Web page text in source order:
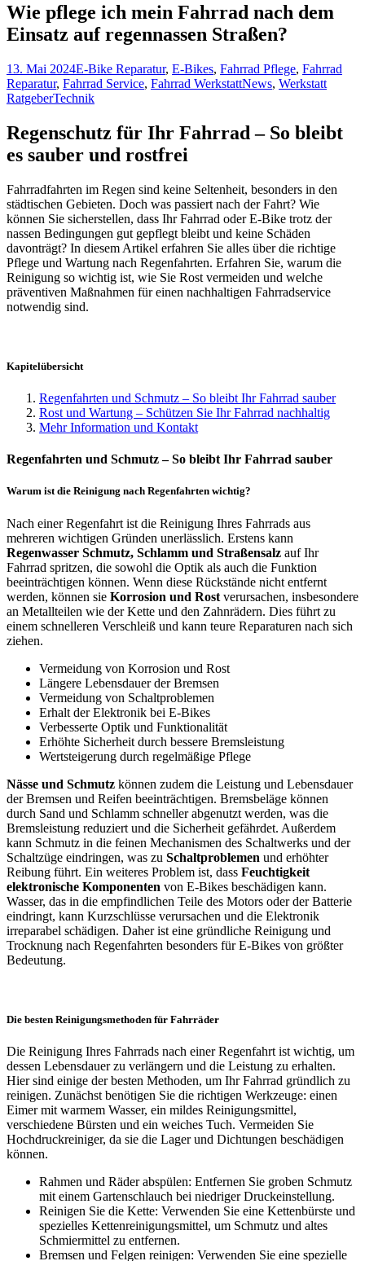
Wie pflege ich mein Fahrrad nach dem
Einsatz auf regennassen Straßen?
13. Mai 2024E-Bike Reparatur, E-Bikes, Fahrrad Pflege, Fahrrad
Reparatur, Fahrrad Service, Fahrrad WerkstattNews, Werkstatt
RatgeberTechnik
Regenschutz für Ihr Fahrrad – So bleibt
es sauber und rostfrei
Fahrradfahrten im Regen sind keine Seltenheit, besonders in den
städtischen Gebieten. Doch was passiert nach der Fahrt? Wie
können Sie sicherstellen, dass Ihr Fahrrad oder E-Bike trotz der
nassen Bedingungen gut gepflegt bleibt und keine Schäden
davonträgt? In diesem Artikel erfahren Sie alles über die richtige
Pflege und Wartung nach Regenfahrten. Erfahren Sie, warum die
Reinigung so wichtig ist, wie Sie Rost vermeiden und welche
präventiven Maßnahmen für einen nachhaltigen Fahrradservice
notwendig sind.
Kapitelübersicht
Regenfahrten und Schmutz – So bleibt Ihr Fahrrad sauber
Rost und Wartung – Schützen Sie Ihr Fahrrad nachhaltig
Mehr Information und Kontakt
Regenfahrten und Schmutz – So bleibt Ihr Fahrrad sauber
Warum ist die Reinigung nach Regenfahrten wichtig?
Nach einer Regenfahrt ist die Reinigung Ihres Fahrrads aus
mehreren wichtigen Gründen unerlässlich. Erstens kann
Regenwasser Schmutz, Schlamm und Straßensalz auf Ihr
Fahrrad spritzen, die sowohl die Optik als auch die Funktion
beeinträchtigen können. Wenn diese Rückstände nicht entfernt
werden, können sie Korrosion und Rost verursachen, insbesondere
an Metallteilen wie der Kette und den Zahnrädern. Dies führt zu
einem schnelleren Verschleiß und kann teure Reparaturen nach sich
ziehen.
Vermeidung von Korrosion und Rost
Längere Lebensdauer der Bremsen
Vermeidung von Schaltproblemen
Erhalt der Elektronik bei E-Bikes
Verbesserte Optik und Funktionalität
Erhöhte Sicherheit durch bessere Bremsleistung
Wertsteigerung durch regelmäßige Pflege
Nässe und Schmutz können zudem die Leistung und Lebensdauer
der Bremsen und Reifen beeinträchtigen. Bremsbeläge können
durch Sand und Schlamm schneller abgenutzt werden, was die
Bremsleistung reduziert und die Sicherheit gefährdet. Außerdem
kann Schmutz in die feinen Mechanismen des Schaltwerks und der
Schaltzüge eindringen, was zu Schaltproblemen und erhöhter
Reibung führt. Ein weiteres Problem ist, dass Feuchtigkeit
elektronische Komponenten von E-Bikes beschädigen kann.
Wasser, das in die empfindlichen Teile des Motors oder der Batterie
eindringt, kann Kurzschlüsse verursachen und die Elektronik
irreparabel schädigen. Daher ist eine gründliche Reinigung und
Trocknung nach Regenfahrten besonders für E-Bikes von größter
Bedeutung.
Die besten Reinigungsmethoden für Fahrräder
Die Reinigung Ihres Fahrrads nach einer Regenfahrt ist wichtig, um
dessen Lebensdauer zu verlängern und die Leistung zu erhalten.
Hier sind einige der besten Methoden, um Ihr Fahrrad gründlich zu
reinigen. Zunächst benötigen Sie die richtigen Werkzeuge: einen
Eimer mit warmem Wasser, ein mildes Reinigungsmittel,
verschiedene Bürsten und ein weiches Tuch. Vermeiden Sie
Hochdruckreiniger, da sie die Lager und Dichtungen beschädigen
können.
Rahmen und Räder abspülen: Entfernen Sie groben Schmutz
mit einem Gartenschlauch bei niedriger Druckeinstellung.
Reinigen Sie die Kette: Verwenden Sie eine Kettenbürste und
spezielles Kettenreinigungsmittel, um Schmutz und altes
Schmiermittel zu entfernen.
Bremsen und Felgen reinigen: Verwenden Sie eine spezielle